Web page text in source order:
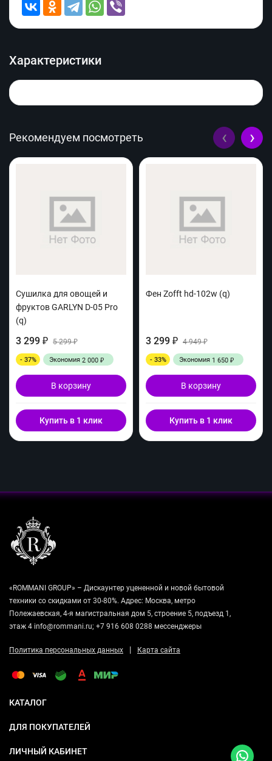
Характеристики
Рекомендуем посмотреть
Сушилка для овощей и
фруктов GARLYN D-05 Pro
(q)
3 299 ₽ 5 299₽
- 37% Экономия 2 000 ₽
В корзину
Купить в 1 клик
Фен Zofft hd-102w (q)
3 299 ₽ 4 949₽
- 33% Экономия 1 650 ₽
В корзину
Купить в 1 клик
‹ ›
«ROMMANI GROUP» – Дискаунтер уцененной и новой бытовой
техники со скидками от 30-80%. Адрес: Москва, метро
Полежаевская, 4-я магистральная дом 5, строение 5, подъезд 1,
этаж 4 info@rommani.ru; +7 916 608 0288 мессенджеры
Политика персональных данных | Карта сайта
КАТАЛОГ
ДЛЯ ПОКУПАТЕЛЕЙ
ЛИЧНЫЙ КАБИНЕТ